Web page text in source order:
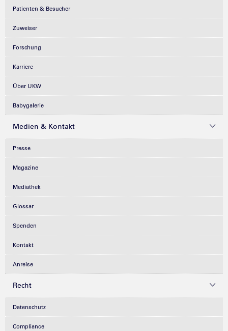
Patienten & Besucher
Zuweiser
Forschung
Karriere
Über UKW
Babygalerie
Medien & Kontakt
Presse
Magazine
Mediathek
Glossar
Spenden
Kontakt
Anreise
Recht
Datenschutz
Compliance